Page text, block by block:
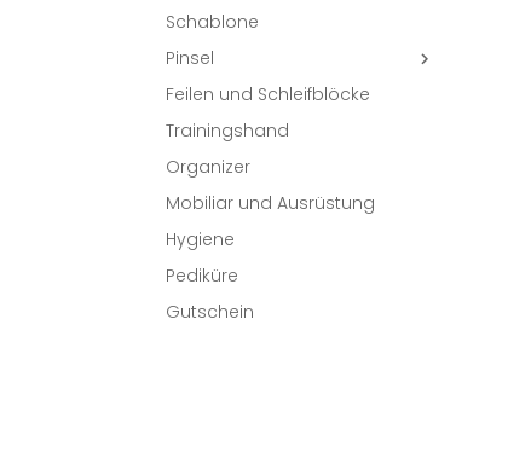
Schablone
Pinsel

Feilen und Schleifblöcke
Trainingshand
Organizer
Mobiliar und Ausrüstung
Hygiene
Pediküre
Gutschein